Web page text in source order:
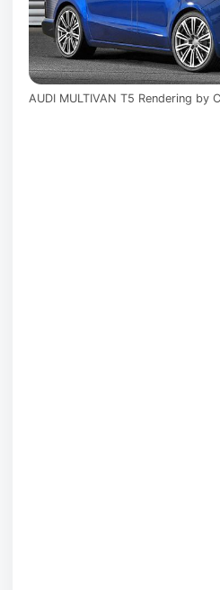
AUDI MULTIVAN T5 Rendering by